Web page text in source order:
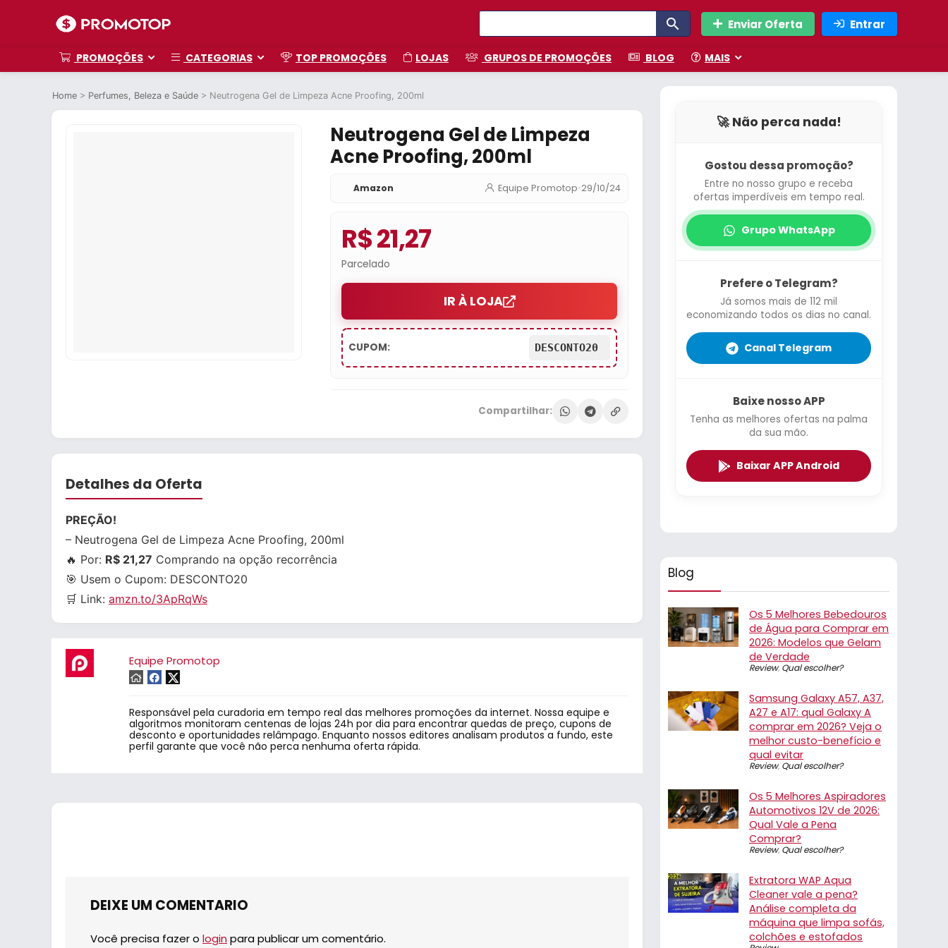
Enviar Oferta Entrar
PROMOÇÕES CATEGORIAS TOP PROMOÇÕES LOJAS GRUPOS DE PROMOÇÕES BLOG MAIS
Home > Perfumes, Beleza e Saúde > Neutrogena Gel de Limpeza Acne Proofing, 200ml
Neutrogena Gel de Limpeza
Acne Proofing, 200ml
Amazon Equipe Promotop•29/10/24
R$ 21,27
Parcelado
IR À LOJA
CUPOM: DESCONTO20
Compartilhar:
Detalhes da Oferta
PREÇÃO!
– Neutrogena Gel de Limpeza Acne Proofing, 200ml
🔥 Por: R$ 21,27 Comprando na opção recorrência
🎯 Usem o Cupom: DESCONTO20
🛒 Link: amzn.to/3ApRqWs
Equipe Promotop
Responsável pela curadoria em tempo real das melhores promoções da internet. Nossa equipe e
algoritmos monitoram centenas de lojas 24h por dia para encontrar quedas de preço, cupons de
desconto e oportunidades relâmpago. Enquanto nossos editores analisam produtos a fundo, este
perfil garante que você não perca nenhuma oferta rápida.
DEIXE UM COMENTARIO
Você precisa fazer o login para publicar um comentário.
🚀 Não perca nada!
Gostou dessa promoção?
Entre no nosso grupo e receba
ofertas imperdíveis em tempo real.
Grupo WhatsApp
Prefere o Telegram?
Já somos mais de 112 mil
economizando todos os dias no canal.
Canal Telegram
Baixe nosso APP
Tenha as melhores ofertas na palma
da sua mão.
Baixar APP Android
Blog
Os 5 Melhores Bebedouros
de Água para Comprar em
2026: Modelos que Gelam
de Verdade
Review, Qual escolher?
Samsung Galaxy A57, A37,
A27 e A17: qual Galaxy A
comprar em 2026? Veja o
melhor custo-benefício e
qual evitar
Review, Qual escolher?
Os 5 Melhores Aspiradores
Automotivos 12V de 2026:
Qual Vale a Pena
Comprar?
Review, Qual escolher?
Extratora WAP Aqua
Cleaner vale a pena?
Análise completa da
máquina que limpa sofás,
colchões e estofados